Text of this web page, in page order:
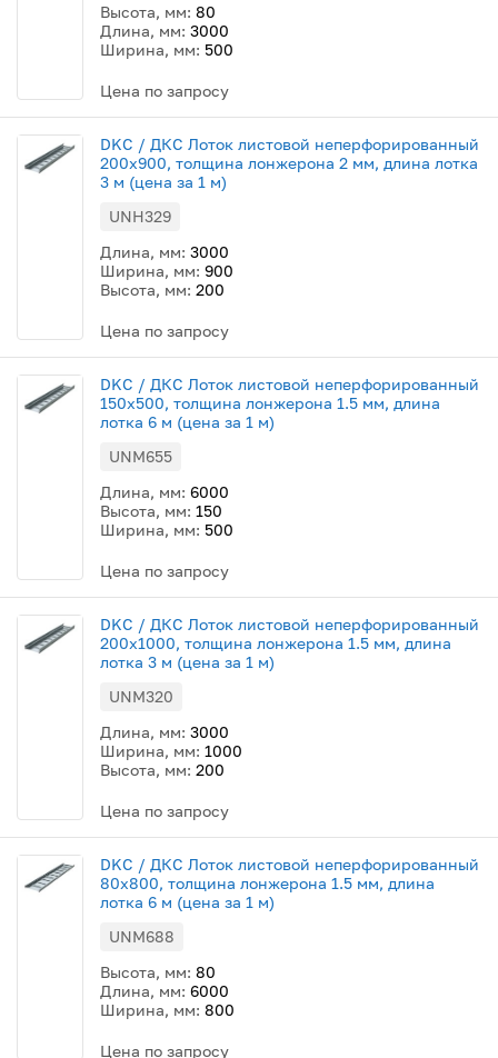
Высота, мм: 80
Длина, мм: 3000
Ширина, мм: 500
Цена по запросу
DKC / ДКС Лоток листовой неперфорированный
200х900, толщина лонжерона 2 мм, длина лотка
3 м (цена за 1 м)
UNH329
Длина, мм: 3000
Ширина, мм: 900
Высота, мм: 200
Цена по запросу
DKC / ДКС Лоток листовой неперфорированный
150х500, толщина лонжерона 1.5 мм, длина
лотка 6 м (цена за 1 м)
UNM655
Длина, мм: 6000
Высота, мм: 150
Ширина, мм: 500
Цена по запросу
DKC / ДКС Лоток листовой неперфорированный
200х1000, толщина лонжерона 1.5 мм, длина
лотка 3 м (цена за 1 м)
UNM320
Длина, мм: 3000
Ширина, мм: 1000
Высота, мм: 200
Цена по запросу
DKC / ДКС Лоток листовой неперфорированный
80х800, толщина лонжерона 1.5 мм, длина
лотка 6 м (цена за 1 м)
UNM688
Высота, мм: 80
Длина, мм: 6000
Ширина, мм: 800
Цена по запросу